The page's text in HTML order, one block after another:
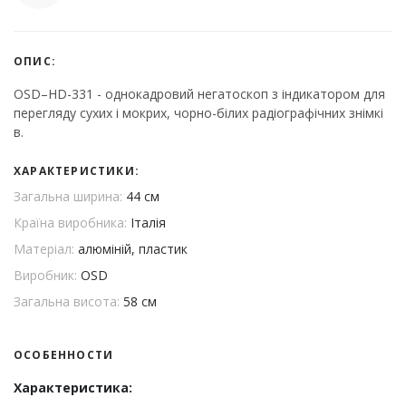
ОПИС:
OSD–HD-331 - однокадровий негатоскоп з індикатором для
перегляду сухих і мокрих, чорно-білих радіографічних знімкі
в.
ХАРАКТЕРИСТИКИ:
Загальна ширина: 44 см
Країна виробника: Італія
Матеріал: алюміній, пластик
Виробник: OSD
Загальна висота: 58 см
ОСОБЕННОСТИ
Характеристика: